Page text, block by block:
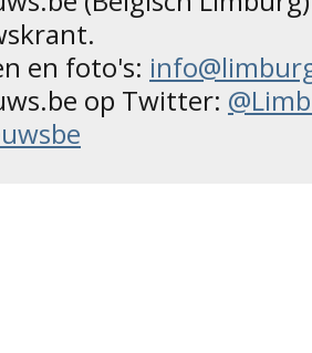
en foto's:
op Twitter: